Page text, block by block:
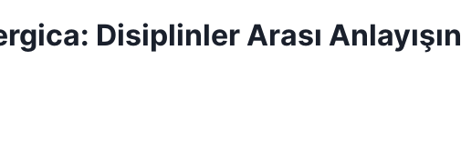
Disiplinler Arası Anlayışın